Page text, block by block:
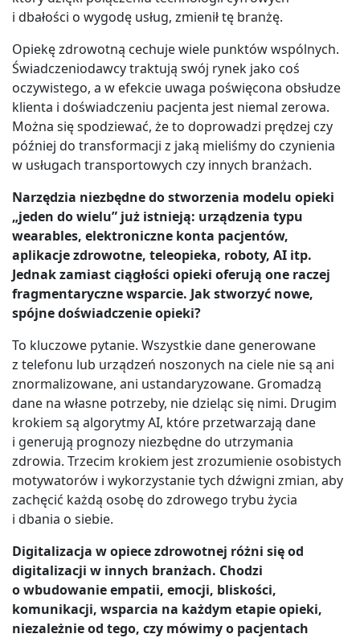
i dbałości o wygodę usług, zmienił tę branżę.
Opiekę zdrowotną cechuje wiele punktów wspólnych.
Świadczeniodawcy traktują swój rynek jako coś
oczywistego, a w efekcie uwaga poświęcona obsłudze
klienta i doświadczeniu pacjenta jest niemal zerowa.
Można się spodziewać, że to doprowadzi prędzej czy
później do transformacji z jaką mieliśmy do czynienia
w usługach transportowych czy innych branżach.
Narzędzia niezbędne do stworzenia modelu opieki
„jeden do wielu” już istnieją: urządzenia typu
wearables, elektroniczne konta pacjentów,
aplikacje zdrowotne, teleopieka, roboty, AI itp.
Jednak zamiast ciągłości opieki oferują one raczej
fragmentaryczne wsparcie. Jak stworzyć nowe,
spójne doświadczenie opieki?
To kluczowe pytanie. Wszystkie dane generowane
z telefonu lub urządzeń noszonych na ciele nie są ani
znormalizowane, ani ustandaryzowane. Gromadzą
dane na własne potrzeby, nie dzieląc się nimi. Drugim
krokiem są algorytmy AI, które przetwarzają dane
i generują prognozy niezbędne do utrzymania
zdrowia. Trzecim krokiem jest zrozumienie osobistych
motywatorów i wykorzystanie tych dźwigni zmian, aby
zachęcić każdą osobę do zdrowego trybu życia
i dbania o siebie.
Digitalizacja w opiece zdrowotnej różni się od
digitalizacji w innych branżach. Chodzi
o wbudowanie empatii, emocji, bliskości,
komunikacji, wsparcia na każdym etapie opieki,
niezależnie od tego, czy mówimy o pacjentach